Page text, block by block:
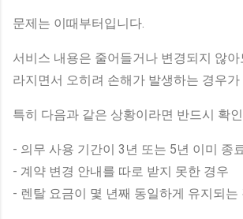
문제는 이때부터입니다.
서비스 내용은 줄어들거나 변경되지 않
라지면서 오히려 손해가 발생하는 경우가
특히 다음과 같은 상황이라면 반드시 확
- 의무 사용 기간이 3년 또는 5년 이미 종
- 계약 변경 안내를 따로 받지 못한 경우
- 렌탈 요금이 몇 년째 동일하게 유지되는